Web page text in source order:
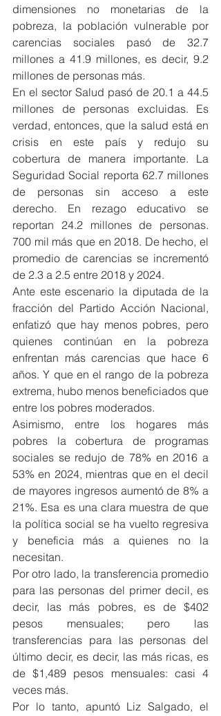
dimensiones no monetarias de la
pobreza, la población vulnerable por
carencias sociales pasó de 32.7
millones a 41.9 millones, es decir, 9.2
millones de personas más.
En el sector Salud pasó de 20.1 a 44.5
millones de personas excluidas. Es
verdad, entonces, que la salud está en
crisis en este país y redujo su
cobertura de manera importante. La
Seguridad Social reporta 62.7 millones
de personas sin acceso a este
derecho. En rezago educativo se
reportan 24.2 millones de personas.
700 mil más que en 2018. De hecho, el
promedio de carencias se incrementó
de 2.3 a 2.5 entre 2018 y 2024.
Ante este escenario la diputada de la
fracción del Partido Acción Nacional,
enfatizó que hay menos pobres, pero
quienes continúan en la pobreza
enfrentan más carencias que hace 6
años. Y que en el rango de la pobreza
extrema, hubo menos beneficiados que
entre los pobres moderados.
Asimismo, entre los hogares más
pobres la cobertura de programas
sociales se redujo de 78% en 2016 a
53% en 2024, mientras que en el decil
de mayores ingresos aumentó de 8% a
21%. Esa es una clara muestra de que
la política social se ha vuelto regresiva
y beneficia más a quienes no la
necesitan.
Por otro lado, la transferencia promedio
para las personas del primer decil, es
decir, las más pobres, es de $402
pesos mensuales; pero las
transferencias para las personas del
último decir, es decir, las más ricas, es
de $1,489 pesos mensuales: casi 4
veces más.
Por lo tanto, apuntó Liz Salgado, el